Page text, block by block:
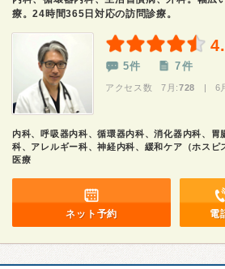
療。24時間365日対応の訪問診療。
5件 7件
アクセス数 7月:728 | 6
内科、呼吸器内科、循環器内科、消化器内科、胃
科、アレルギー科、神経内科、緩和ケア（ホスピ
医療
ネット予約 電